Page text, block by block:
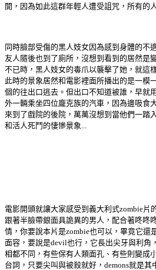
開，因為如此這群年輕人遭受詛咒，所有的
同時臉部受傷的黑人妓女因為感到身體的不
友人隨後也到了廁所，沒想到看到的居然是
不已時，黑人妓女的毒爪以襲擊了她，就這
此時的景象居然和電影裡面所播出的是一模
個的往出口逃去。但出口不知道被誰，早就
外一輛乘坐四位龐克族的汽車，因為邊吸食
來到了戲院的後院，萬萬沒想到當他們一踏
和活人死鬥的悽慘景象...
電影開頭就讓大家感受到義大利式zombie片
跟著半臉帶銀面具詭異的男人，配合著咚咚
情，你要說本片是zombie也可以，畢竟它還
面容，要說是devil也行，它長出尖牙與利角
相都不同，有些保有人類面孔、有些則變成
台詞，只要尖叫與被殺就好，demons就是